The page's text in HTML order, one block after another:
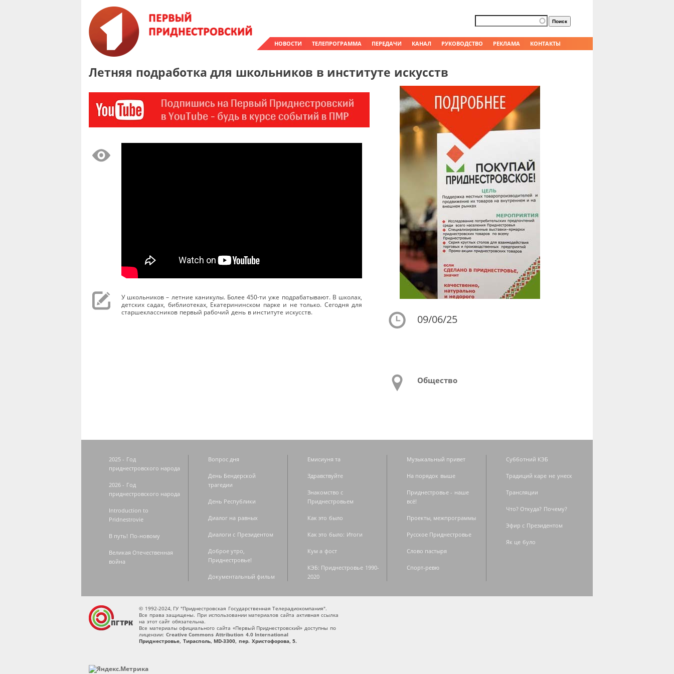
НОВОСТИ ТЕЛЕПРОГРАММА ПЕРЕДАЧИ КАНАЛ РУКОВОДСТВО РЕКЛАМА КОНТАКТЫ
Форма поиска
Поиск
Летняя подработка для школьников в институте искусств
У школьников – летние каникулы. Более 450-ти уже подрабатывают. В школах,
детских садах, библиотеках, Екатерининском парке и не только. Сегодня для
старшеклассников первый рабочий день в институте искусств.
09/06/25
Общество
2025 - Год
приднестровского народа
2026 - Год
приднестровского народа
Introduction to
Pridnestrovie
В путь! По-новому
Великая Отечественная
война
Вопрос дня
День Бендерской
трагедии
День Республики
Диалог на равных
Диалоги с Президентом
Доброе утро,
Приднестровье!
Документальный фильм
Емисиуня та
Здравствуйте
Знакомство с
Приднестровьем
Как это было
Как это было: Итоги
Кум а фост
КЭБ: Приднестровье 1990-
2020
Музыкальный привет
На порядок выше
Приднестровье - наше
всё!
Проекты, межпрограммы
Русское Приднестровье
Слово пастыря
Спорт-ревю
Субботний КЭБ
Традиций каре не унеск
Трансляции
Что? Откуда? Почему?
Эфир с Президентом
Як це було
© 1992-2024, ГУ "Приднестровская Государственная Телерадиокомпания".
Все права защищены. При использовании материалов сайта активная ссылка
на этот сайт обязательна.
Все материалы официального сайта «Первый Приднестровский» доступны по
лицензии: Creative Commons Attribution 4.0 International
Приднестровье, Тирасполь, MD-3300, пер. Христофорова, 5.